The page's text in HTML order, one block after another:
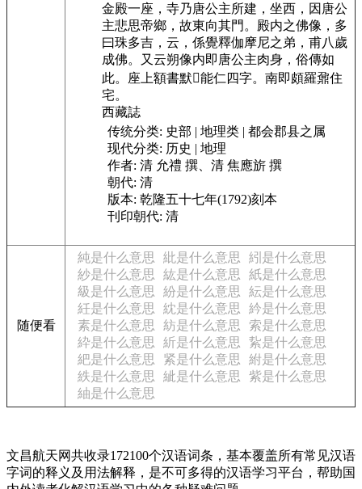
金殿一座，寺乃唐公主所建，坐西，因唐公
主悲思帝鄉，故東向其門。殿内之佛像，多
曰珠多吉，云，係覺釋伽摩尼之弟，甫八歲
成佛。又云朔像内即唐公主肉身，俗傳如
此。座上額書默𤷚能仁四字。南即頗羅鼐住
宅。
西藏誌
传统分类: 史部 | 地理类 | 都会郡县之属
现代分类: 历史 | 地理
作者: 清 允禮 撰、清 焦應旂 撰
朝代: 清
版本: 乾隆五十七年(1792)刻本
刊印朝代: 清
随便看
純是什么意思 紕是什么意思
紖是什么意思
紗是什么意思
紘是什么意思
紙是什么意思
級是什么意思
紛是什么意思
紜是什么意思
紝是什么意思
紞是什么意思
紟是什么意思
素是什么意思
紡是什么意思
索是什么意思
紣是什么意思
紤是什么意思
紥是什么意思
紦是什么意思
紧是什么意思
紨是什么意思
紩是什么意思
紪是什么意思
紫是什么意思
紬是什么意思
文昌航天网共收录172100个汉语词条，基本覆盖所有常见汉语
字词的释义及用法解释，是不可多得的汉语学习平台，帮助国